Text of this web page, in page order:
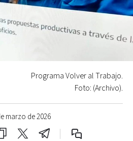
marzo de 2026
Programa Volver al Trabajo.
Foto: (Archivo).